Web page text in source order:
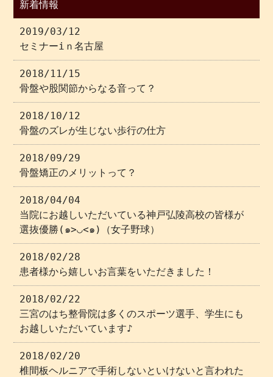
新着情報
2019/03/12
セミナーiｎ名古屋
2018/11/15
骨盤や股関節からなる音って？
2018/10/12
骨盤のズレが生じない歩行の仕方
2018/09/29
骨盤矯正のメリットって？
2018/04/04
当院にお越しいただいている神戸弘陵高校の皆様が
選抜優勝(๑>◡<๑)（女子野球）
2018/02/28
患者様から嬉しいお言葉をいただきました！
2018/02/22
三宮のはち整骨院は多くのスポーツ選手、学生にも
お越しいただいています♪
2018/02/20
椎間板ヘルニアで手術しないといけないと言われた